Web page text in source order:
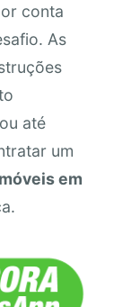
conta
As
até
um
em